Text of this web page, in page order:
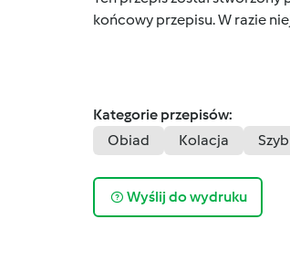
końcowy przepisu. W razie
Kategorie przepisów:
Obiad
Kolacja
Wyślij do wydruku